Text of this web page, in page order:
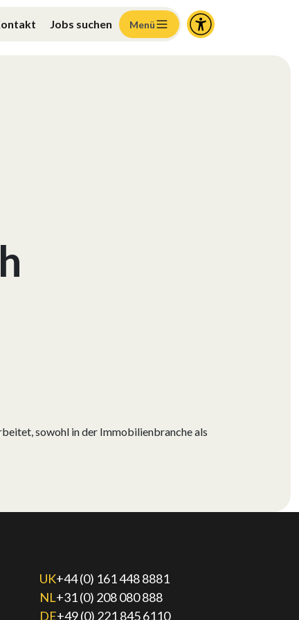
Jobs suchen Menü
sowohl in der Immobilienbranche als
UK+44 (0) 161 448 8881
NL+31 (0) 208 080 888
DE+49 (0) 221 845 6110